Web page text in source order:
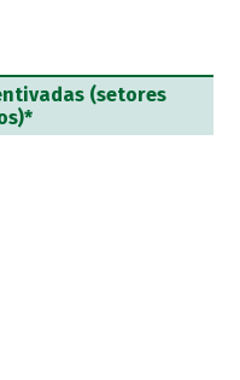
(setores